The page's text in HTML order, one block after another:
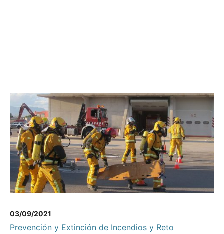
03/09/2021
Prevención y Extinción de Incendios y Reto